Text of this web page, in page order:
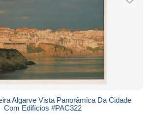
Algarve Vista Panorâmica Da Cidade
Com Edifícios #PAC322